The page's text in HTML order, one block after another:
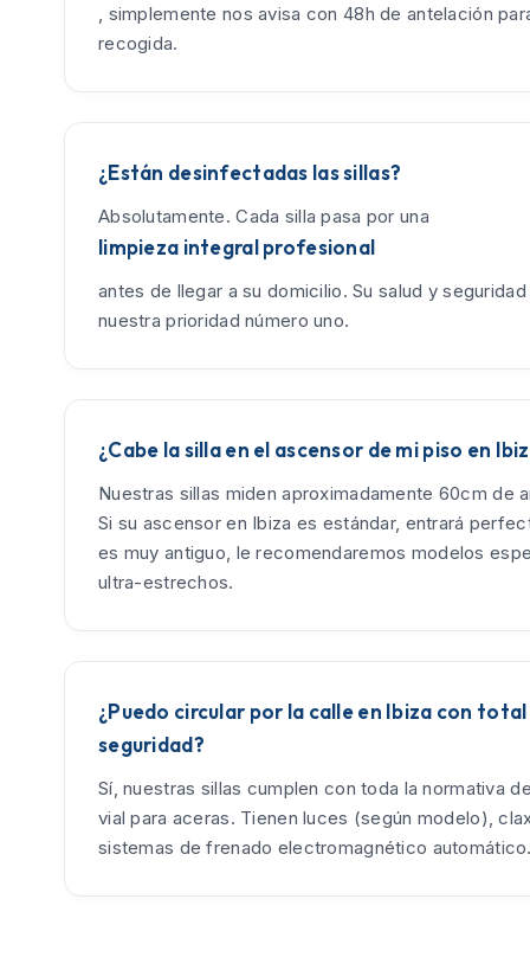
, simplemente nos avisa con 48h de antelación
recogida.
¿Están desinfectadas las sillas?
Absolutamente. Cada silla pasa por una
limpieza integral profesional
antes de llegar a su domicilio. Su salud y
nuestra prioridad número uno.
¿Cabe la silla en el ascensor de mi piso en
Nuestras sillas miden aproximadamente 60cm de
Si su ascensor en Ibiza es estándar, entrará
es muy antiguo, le recomendaremos modelos
ultra-estrechos.
¿Puedo circular por la calle en Ibiza con total
seguridad?
Sí, nuestras sillas cumplen con toda la normativa
vial para aceras. Tienen luces (según modelo),
sistemas de frenado electromagnético